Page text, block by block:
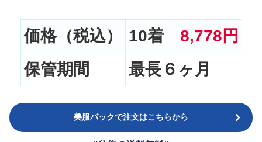
価格（税込） 10着 8,778円
保管期間
最長６ヶ月
美服パックで注文はこちらから